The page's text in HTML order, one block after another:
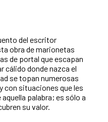
del escritor
obra de marionetas
de portal que escapan
cálido donde nazca el
se topan numerosas
con situaciones que les
palabra; es sólo a
su valor.